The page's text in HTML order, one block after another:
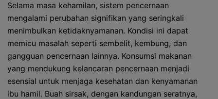
Selama masa kehamilan, sistem pencernaan
mengalami perubahan signifikan yang seringkali
menimbulkan ketidaknyamanan. Kondisi ini dapat
memicu masalah seperti sembelit, kembung, dan
gangguan pencernaan lainnya. Konsumsi makanan
yang mendukung kelancaran pencernaan menjadi
esensial untuk menjaga kesehatan dan kenyamanan
ibu hamil. Buah sirsak, dengan kandungan seratnya,